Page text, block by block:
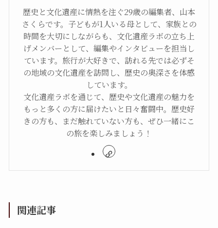
歴史と文化遺産に情熱を注ぐ29歳の編集者、山本
さくらです。子どもが1人いる母として、家族との
時間を大切にしながらも、文化遺産ラボの立ち上
げメンバーとして、編集やインタビューを担当し
ています。旅行が大好きで、訪れる先では必ずそ
の地域の文化遺産を訪問し、歴史の奥深さを体感
しています。
文化遺産ラボを通じて、歴史や文化遺産の魅力を
もっと多くの方に届けたいと日々奮闘中。歴史好
きの方も、まだ触れていない方も、ぜひ一緒にこ
の旅を楽しみましょう！
関連記事